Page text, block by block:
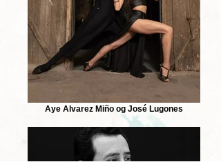
Aye Alvarez Miño og José Lugones